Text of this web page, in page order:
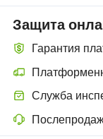
Защита
Гарантия
Более удобное
Служба
Дополнительная
Разрешение